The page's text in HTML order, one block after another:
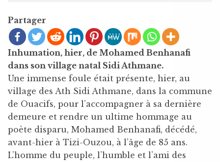
Partager
Inhumation, hier, de Mohamed Benhanafi
dans son village natal Sidi Athmane.
Une immense foule était présente, hier, au
village des Ath Sidi Athmane, dans la commune
de Ouacifs, pour l’accompagner à sa dernière
demeure et rendre un ultime hommage au
poète disparu, Mohamed Benhanafi, décédé,
avant-hier à Tizi-Ouzou, à l’âge de 85 ans.
L’homme du peuple, l’humble et l’ami des